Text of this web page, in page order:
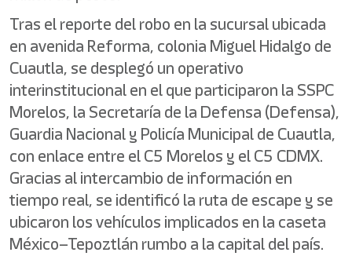
Tras el reporte del robo en la sucursal ubicada
en avenida Reforma, colonia Miguel Hidalgo de
Cuautla, se desplegó un operativo
interinstitucional en el que participaron la SSPC
Morelos, la Secretaría de la Defensa (Defensa),
Guardia Nacional y Policía Municipal de Cuautla,
con enlace entre el C5 Morelos y el C5 CDMX.
Gracias al intercambio de información en
tiempo real, se identificó la ruta de escape y se
ubicaron los vehículos implicados en la caseta
México–Tepoztlán rumbo a la capital del país.